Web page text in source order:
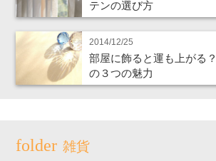
テンの選び方
2014/12/25
部屋に飾ると運も上がる
の３つの魅力
雑貨